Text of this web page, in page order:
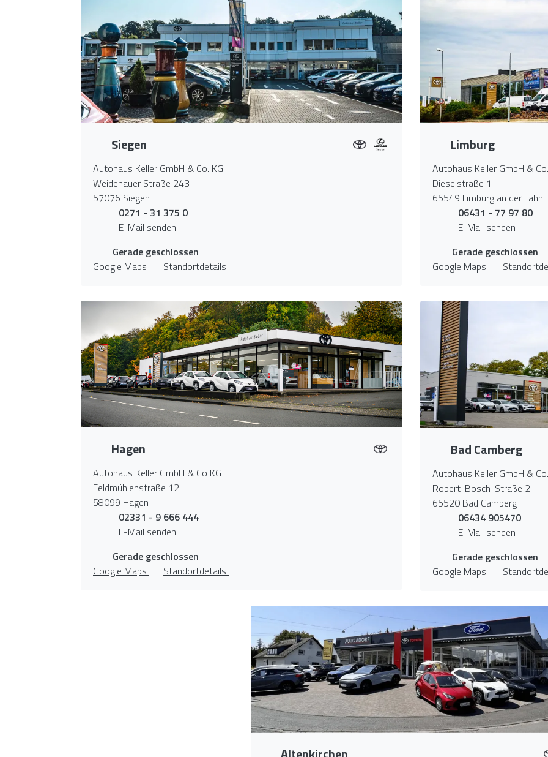
Siegen
Autohaus Keller GmbH & Co. KG
Weidenauer Straße 243
57076 Siegen
0271 - 31 375 0
E-Mail senden
Gerade geschlossen
Google Maps
Standortdetails
Limburg
Autohaus Keller GmbH &
Dieselstraße 1
65549 Limburg an der Lahn
06431 - 77 97 80
E-Mail senden
Gerade geschlossen
Google Maps
Hagen
Autohaus Keller GmbH & Co KG
Feldmühlenstraße 12
58099 Hagen
02331 - 9 666 444
E-Mail senden
Gerade geschlossen
Google Maps
Standortdetails
Bad Camberg
Autohaus Keller GmbH &
Robert-Bosch-Straße 2
65520 Bad Camberg
06434 905470
E-Mail senden
Gerade geschlossen
Google Maps